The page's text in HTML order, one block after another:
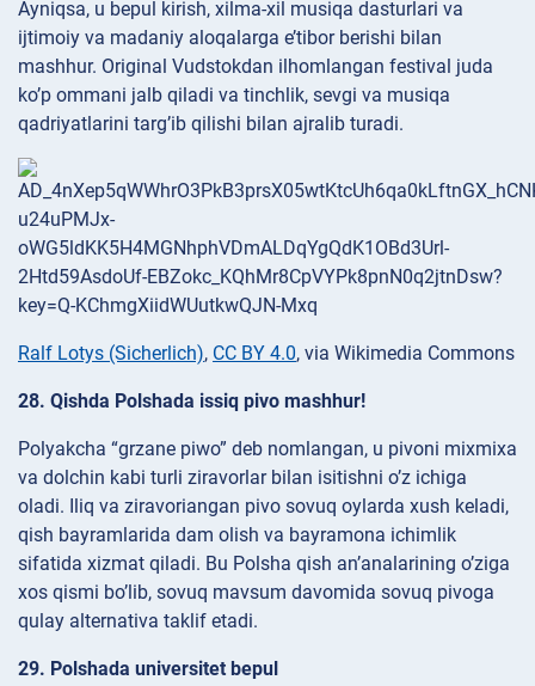
Ayniqsa, u bepul kirish, xilma-xil musiqa dasturlari va
ijtimoiy va madaniy aloqalarga e’tibor berishi bilan
mashhur. Original Vudstokdan ilhomlangan festival juda
ko’p ommani jalb qiladi va tinchlik, sevgi va musiqa
qadriyatlarini targ’ib qilishi bilan ajralib turadi.
Ralf Lotys (Sicherlich), CC BY 4.0, via Wikimedia Commons
28. Qishda Polshada issiq pivo mashhur!
Polyakcha “grzane piwo” deb nomlangan, u pivoni mixmixa
va dolchin kabi turli ziravorlar bilan isitishni o’z ichiga
oladi. Iliq va ziravoriangan pivo sovuq oylarda xush keladi,
qish bayramlarida dam olish va bayramona ichimlik
sifatida xizmat qiladi. Bu Polsha qish an’analarining o’ziga
xos qismi bo’lib, sovuq mavsum davomida sovuq pivoga
qulay alternativa taklif etadi.
29. Polshada universitet bepul